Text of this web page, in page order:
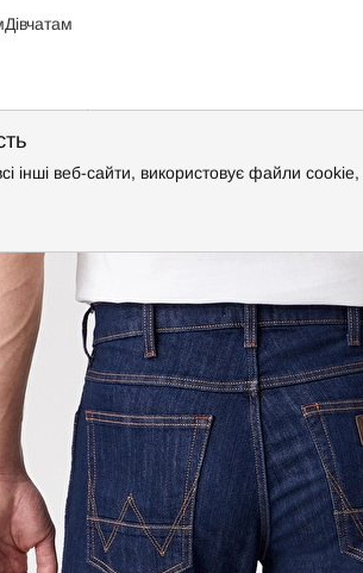
Дівчатам
інші веб-сайти, використовує файли
Wrangler
Regular Original Straight (W15Q2655Z)